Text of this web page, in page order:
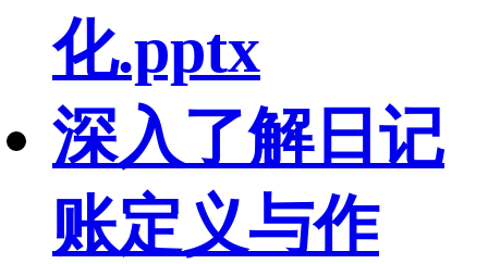
化.pptx
深入了解日记
账定义与作